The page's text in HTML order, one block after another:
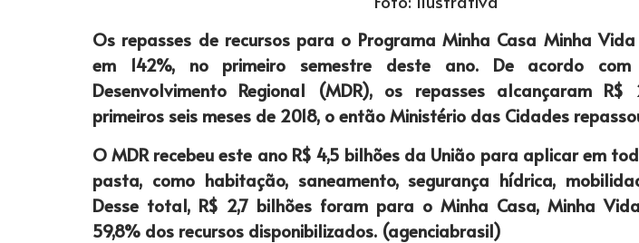
Os repasses de recursos para o Programa Minha Casa Minha
em 142%, no primeiro semestre deste ano. De acordo
Desenvolvimento Regional (MDR), os repasses alcançaram R$
primeiros seis meses de 2018, o então Ministério das Cidades
O MDR recebeu este ano R$ 4,5 bilhões da União para aplicar em
pasta, como habitação, saneamento, segurança hídrica,
Desse total, R$ 2,7 bilhões foram para o Minha Casa, Minha
59,8% dos recursos disponibilizados. (agenciabrasil)